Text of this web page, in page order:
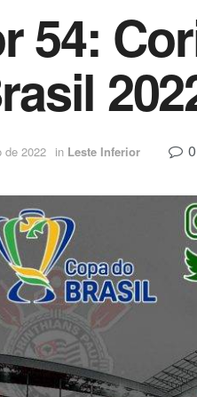
54:
de 2022 in Leste Inferior 0